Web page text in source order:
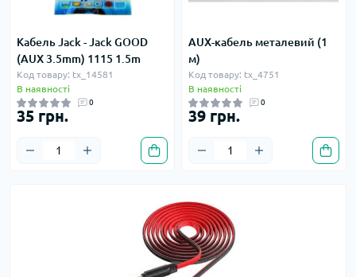
Кабель Jack - Jack GOOD
(AUX 3.5mm) 1115 1.5m
Код товару: tx_14581
В наявності
0
35 грн.
AUX-кабель металевий (1
м)
Код товару: tx_4751
В наявності
0
39 грн.